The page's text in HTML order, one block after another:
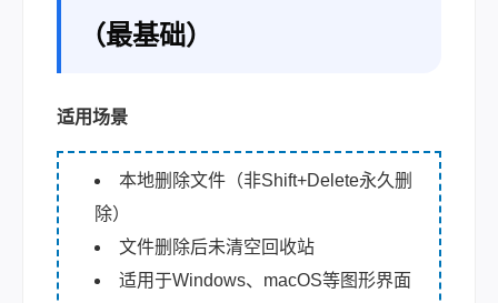
（最基础）
适用场景
本地删除文件（非Shift+Delete永久删
除）
文件删除后未清空回收站
适用于Windows、macOS等图形界面